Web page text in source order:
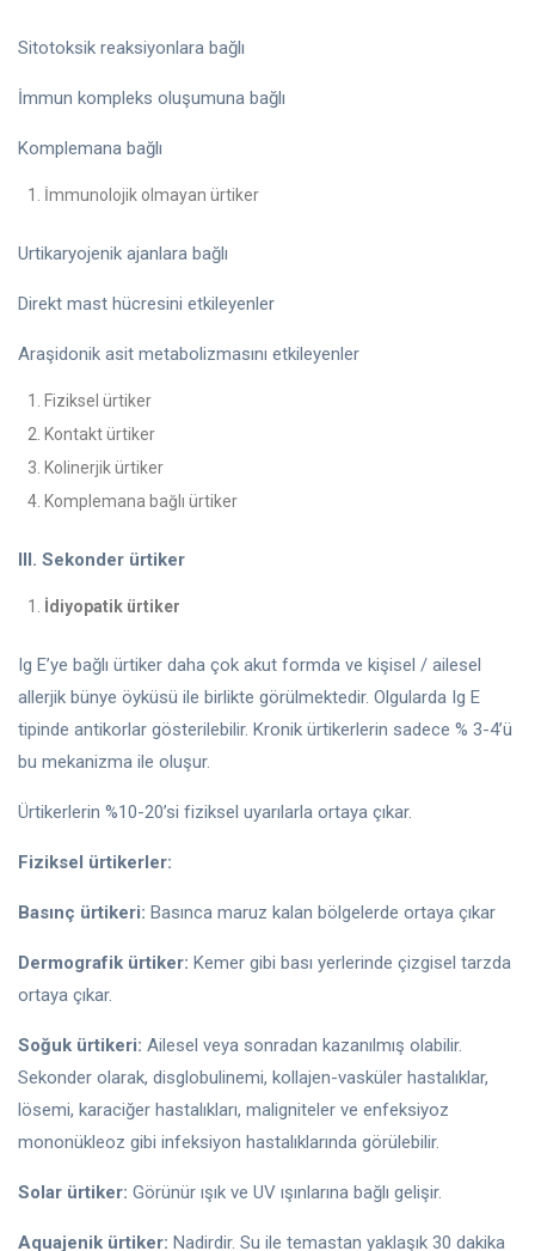
Sitotoksik reaksiyonlara bağlı
İmmun kompleks oluşumuna bağlı
Komplemana bağlı
İmmunolojik olmayan ürtiker
Urtikaryojenik ajanlara bağlı
Direkt mast hücresini etkileyenler
Araşidonik asit metabolizmasını etkileyenler
Fiziksel ürtiker
Kontakt ürtiker
Kolinerjik ürtiker
Komplemana bağlı ürtiker
III. Sekonder ürtiker
İdiyopatik ürtiker
Ig E’ye bağlı ürtiker daha çok akut formda ve kişisel / ailesel
allerjik bünye öyküsü ile birlikte görülmektedir. Olgularda Ig E
tipinde antikorlar gösterilebilir. Kronik ürtikerlerin sadece % 3-4’ü
bu mekanizma ile oluşur.
Ürtikerlerin %10-20’si fiziksel uyarılarla ortaya çıkar.
Fiziksel ürtikerler:
Basınç ürtikeri: Basınca maruz kalan bölgelerde ortaya çıkar
Dermografik ürtiker: Kemer gibi bası yerlerinde çizgisel tarzda
ortaya çıkar.
Soğuk ürtikeri: Ailesel veya sonradan kazanılmış olabilir.
Sekonder olarak, disglobulinemi, kollajen-vasküler hastalıklar,
lösemi, karaciğer hastalıkları, maligniteler ve enfeksiyoz
mononükleoz gibi infeksiyon hastalıklarında görülebilir.
Solar ürtiker: Görünür ışık ve UV ışınlarına bağlı gelişir.
Aquajenik ürtiker: Nadirdir. Su ile temastan yaklaşık 30 dakika